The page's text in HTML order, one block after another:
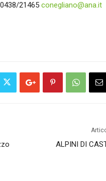
21465 conegliano@ana.it
ALPINI DI